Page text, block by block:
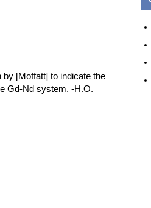
[Moffatt] to indicate the
Gd-Nd system. -H.O.